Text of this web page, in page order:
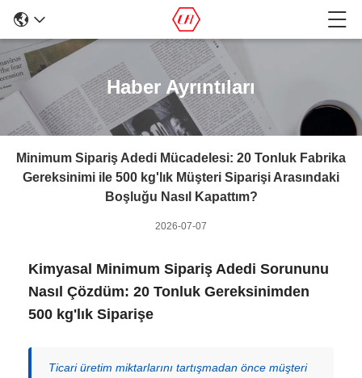
Haber Ayrıntıları
Minimum Sipariş Adedi Mücadelesi: 20 Tonluk Fabrika
Gereksinimi ile 500 kg'lık Müşteri Siparişi Arasındaki
Boşluğu Nasıl Kapattım?
2026-07-07
Kimyasal Minimum Sipariş Adedi Sorununu
Nasıl Çözdüm: 20 Tonluk Gereksinimden
500 kg'lık Siparişe
Ticari üretim miktarlarını tartışmadan önce müşteri